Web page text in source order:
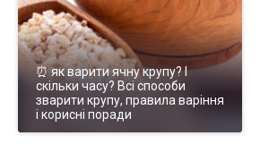
⏰ як варити ячну крупу? І
скільки часу? Всі способи
зварити крупу, правила варіння
і корисні поради